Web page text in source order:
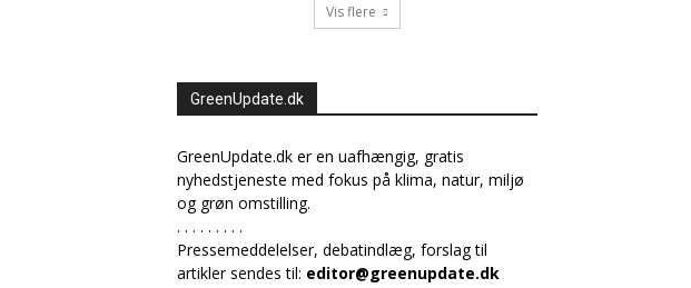
Vis flere
GreenUpdate.dk
GreenUpdate.dk er en uafhængig, gratis
nyhedstjeneste med fokus på klima, natur, miljø
og grøn omstilling.
. . . . . . . . .
Pressemeddelelser, debatindlæg, forslag til
artikler sendes til: editor@greenupdate.dk